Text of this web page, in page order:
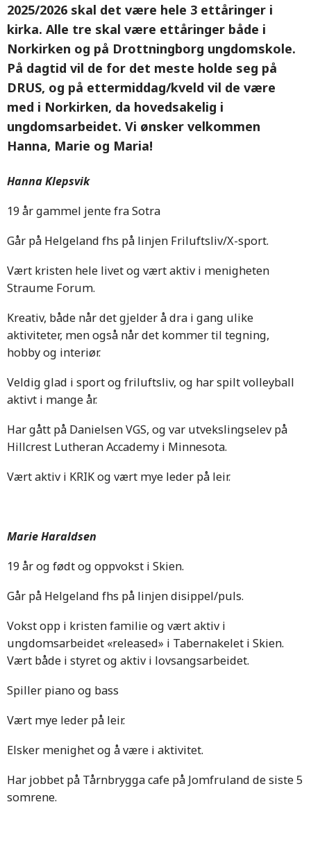
2025/2026 skal det være hele 3 ettåringer i
kirka. Alle tre skal være ettåringer både i
Norkirken og på Drottningborg ungdomskole.
På dagtid vil de for det meste holde seg på
DRUS, og på ettermiddag/kveld vil de være
med i Norkirken, da hovedsakelig i
ungdomsarbeidet. Vi ønsker velkommen
Hanna, Marie og Maria!
Hanna Klepsvik
19 år gammel jente fra Sotra
Går på Helgeland fhs på linjen Friluftsliv/X-sport.
Vært kristen hele livet og vært aktiv i menigheten
Straume Forum.
Kreativ, både når det gjelder å dra i gang ulike
aktiviteter, men også når det kommer til tegning,
hobby og interiør.
Veldig glad i sport og friluftsliv, og har spilt volleyball
aktivt i mange år.
Har gått på Danielsen VGS, og var utvekslingselev på
Hillcrest Lutheran Accademy i Minnesota.
Vært aktiv i KRIK og vært mye leder på leir.
Marie Haraldsen
19 år og født og oppvokst i Skien.
Går på Helgeland fhs på linjen disippel/puls.
Vokst opp i kristen familie og vært aktiv i
ungdomsarbeidet «released» i Tabernakelet i Skien.
Vært både i styret og aktiv i lovsangsarbeidet.
Spiller piano og bass
Vært mye leder på leir.
Elsker menighet og å være i aktivitet.
Har jobbet på Tårnbrygga cafe på Jomfruland de siste 5
somrene.